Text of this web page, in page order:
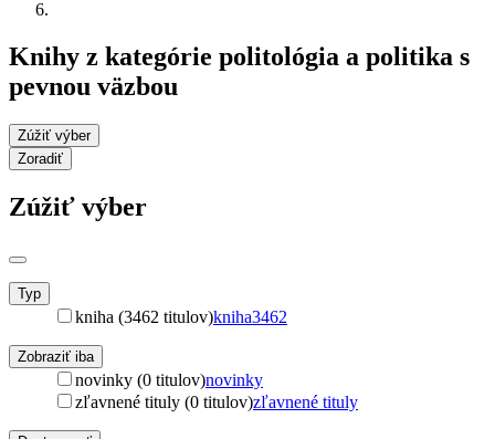
Knihy z kategórie politológia a politika s
pevnou väzbou
Zúžiť výber
Zoradiť
Zúžiť výber
Typ
kniha (3462 titulov)kniha3462
Zobraziť iba
novinky (0 titulov)novinky
zľavnené tituly (0 titulov)zľavnené tituly